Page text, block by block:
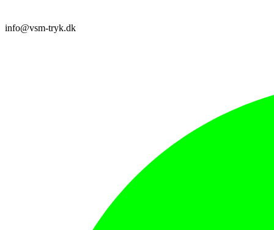
info@vsm-tryk.dk